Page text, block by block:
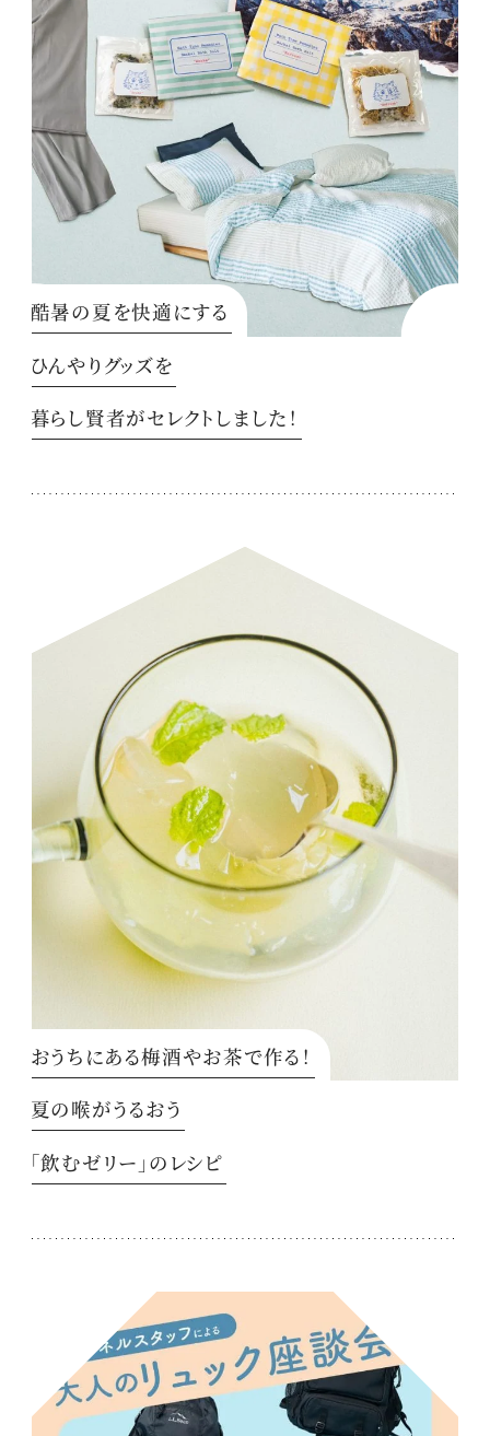
酷暑の夏を快適にする
ひんやりグッズを
暮らし賢者がセレクトしました！
おうちにある梅酒やお茶で作る！
夏の喉がうるおう
「飲むゼリー」のレシピ